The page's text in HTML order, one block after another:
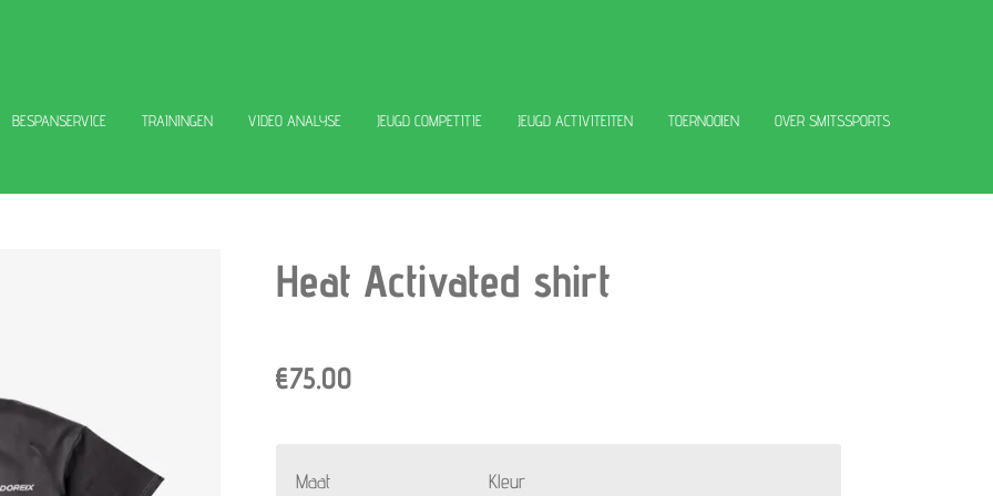
BESPANSERVICE TRAININGEN VIDEO ANALYSE JEUGD COMPETITIE JEUGD ACTIVITEITEN TOERNOOIEN OVER SMITSSPORTS
Heat Activated shirt
€75.00
Maat Kleur